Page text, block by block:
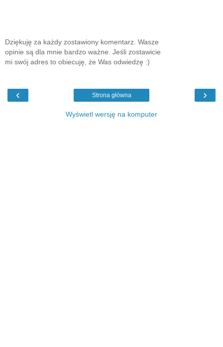
Dziękuję za każdy zostawiony komentarz. Wasze
opinie są dla mnie bardzo ważne. Jeśli zostawicie
mi swój adres to obiecuję, że Was odwiedzę :)
‹ ›
Strona główna
Wyświetl wersję na komputer